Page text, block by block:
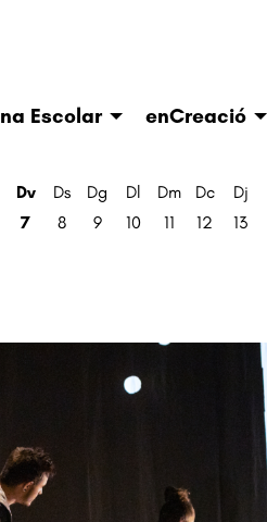
Escolar enCreació
Dv
7
Ds
8
Dg
9
Dl
10
Dm
11
Dc
12
Dj
13